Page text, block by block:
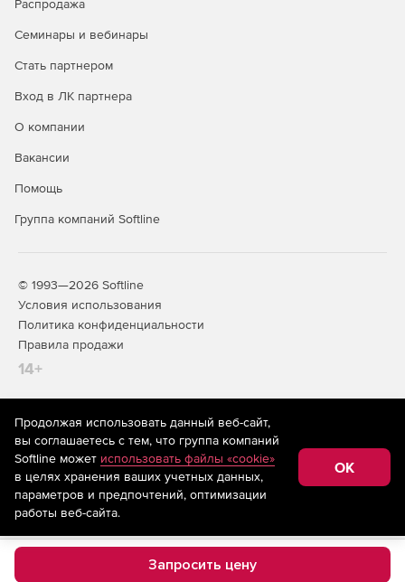
Запросить цену
Распродажа
Семинары и вебинары
Стать партнером
Вход в ЛК партнера
О компании
Вакансии
Помощь
Группа компаний Softline
© 1993—2026 Softline
Условия использования
Политика конфиденциальности
Правила продажи
14+
На информационном ресурсе store.softline.ru применяются
рекомендательные технологии(информационные технологии
предоставления информации на основе сбора,
систематизации и анализа сведений, относящихся к
предпочтениям пользователей сети «Интернет»,
находящихся на территории Российской Федерации)
Продолжая использовать данный веб-сайт,
вы соглашаетесь с тем, что группа компаний
Softline может использовать файлы «cookie»
в целях хранения ваших учетных данных,
параметров и предпочтений, оптимизации
работы веб-сайта.
OK